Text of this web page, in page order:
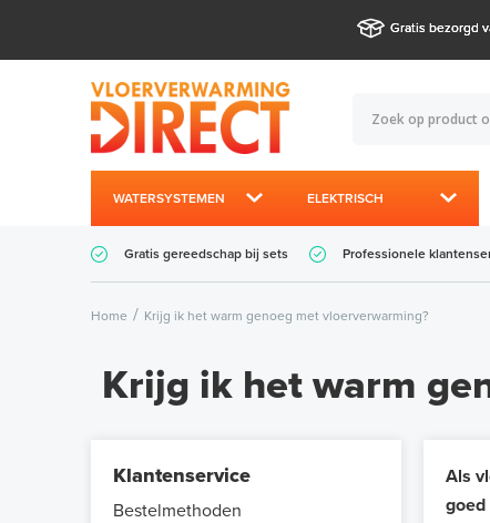
Gratis bezorgd
WATERSYSTEMEN ELEKTRISCH
Gratis gereedschap bij sets Professionele
Home Krijg ik het warm genoeg met vloerverwarming?
Krijg ik het warm
Klantenservice
Bestelmethoden
Als
goed